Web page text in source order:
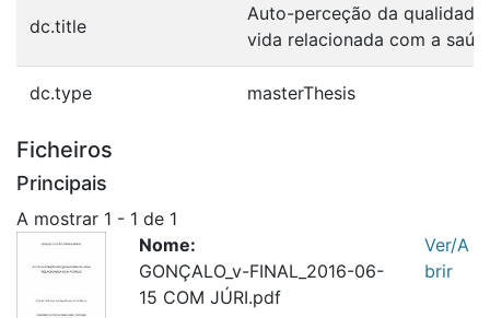
dc.title
Auto-perceção da qualidade
vida relacionada com a
dc.type masterThesis
Ficheiros
Principais
A mostrar 1 - 1 de 1
Nome:
GONÇALO_v-FINAL_2016-06-
15 COM JÚRI.pdf
Ver/A
brir